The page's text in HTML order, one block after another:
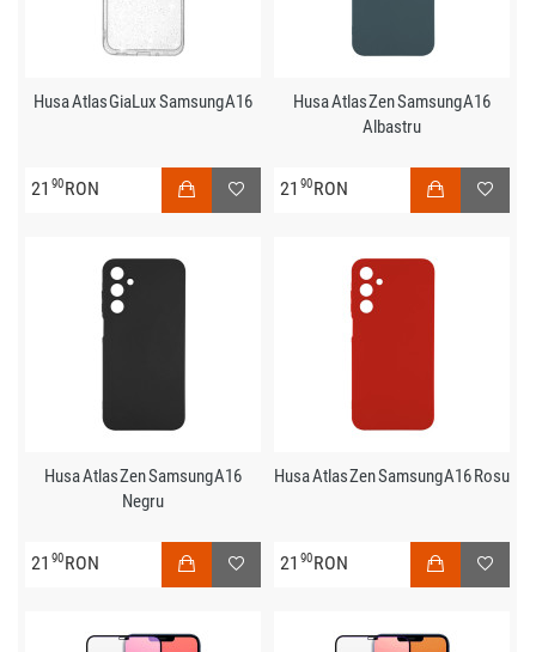
Husa Atlas GiaLux Samsung A16
21 90RON
Husa Atlas Zen Samsung A16
Albastru
21 90RON
Husa Atlas Zen Samsung A16
Negru
21 90RON
Husa Atlas Zen Samsung A16 Rosu
21 90RON